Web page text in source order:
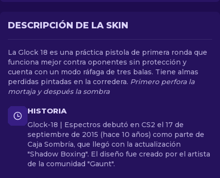
DESCRIPCIÓN DE LA SKIN
La Glock 18 es una práctica pistola de primera ronda que
funciona mejor contra oponentes sin protección y
cuenta con un modo ráfaga de tres balas. Tiene almas
perdidas pintadas en la corredera. Primero perfora la
mortaja y después la sombra
HISTORIA
Glock-18 | Espectros debutó en CS2 el 17 de
septiembre de 2015 (hace 10 años) como parte de
Caja Sombría, que llegó con la actualización
"Shadow Boxing". El diseño fue creado por el artista
de la comunidad "Gaunt".